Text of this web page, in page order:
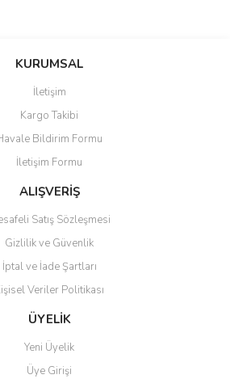
ilk yorumu siz yapın!
bozuk veya görüntülenemiyor.
eksik bilgiler bulunuyor.
bulunuyor.
daha pahalı.
Gönder
KURUMSAL
İletişim
Kargo Takibi
Bildirim Formu
İletişim Formu
ALIŞVERİŞ
Satış Sözleşmesi
Gizlilik ve Güvenlik
İptal ve İade Şartları
Veriler Politikası
ÜYELİK
Yeni Üyelik
Üye Girişi